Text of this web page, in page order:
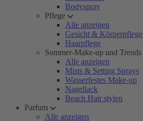
Bodyspray
Pflege
Alle anzeigen
Gesicht & Körperpflege
Haarpflege
Sommer-Make-up und Trends
Alle anzeigen
Mists & Setting Sprays
Wasserfestes Make-up
Nagellack
Beach Hair stylen
Parfum
Alle anzeigen